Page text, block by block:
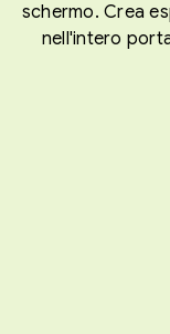
schermo. Crea
nell'intero